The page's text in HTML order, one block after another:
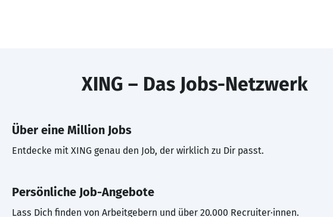
XING – Das Jobs-Netzwerk
Über eine Million Jobs
Entdecke mit XING genau den Job, der wirklich zu Dir passt.
Persönliche Job-Angebote
Lass Dich finden von Arbeitgebern und über 20.000 Recruiter·innen.